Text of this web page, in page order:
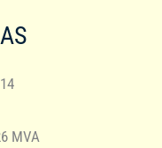
MVA